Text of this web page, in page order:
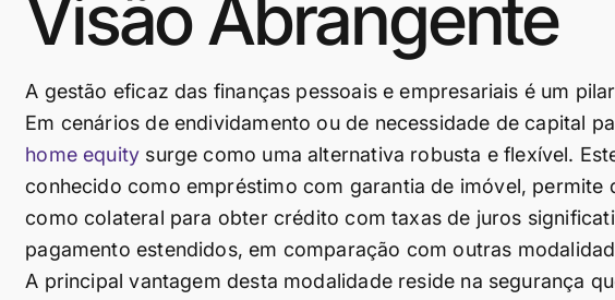
Visão Abrangente
A gestão eficaz das finanças pessoais e empresariais é um
Em cenários de endividamento ou de necessidade de capital
home equity surge como uma alternativa robusta e flexível.
conhecido como empréstimo com garantia de imóvel, permite
como colateral para obter crédito com taxas de juros
pagamento estendidos, em comparação com outras
A principal vantagem desta modalidade reside na segurança